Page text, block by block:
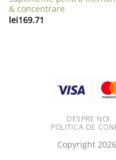
& concentrare
lei169.71
DESPRE NOI
POLITICA DE
Copyright